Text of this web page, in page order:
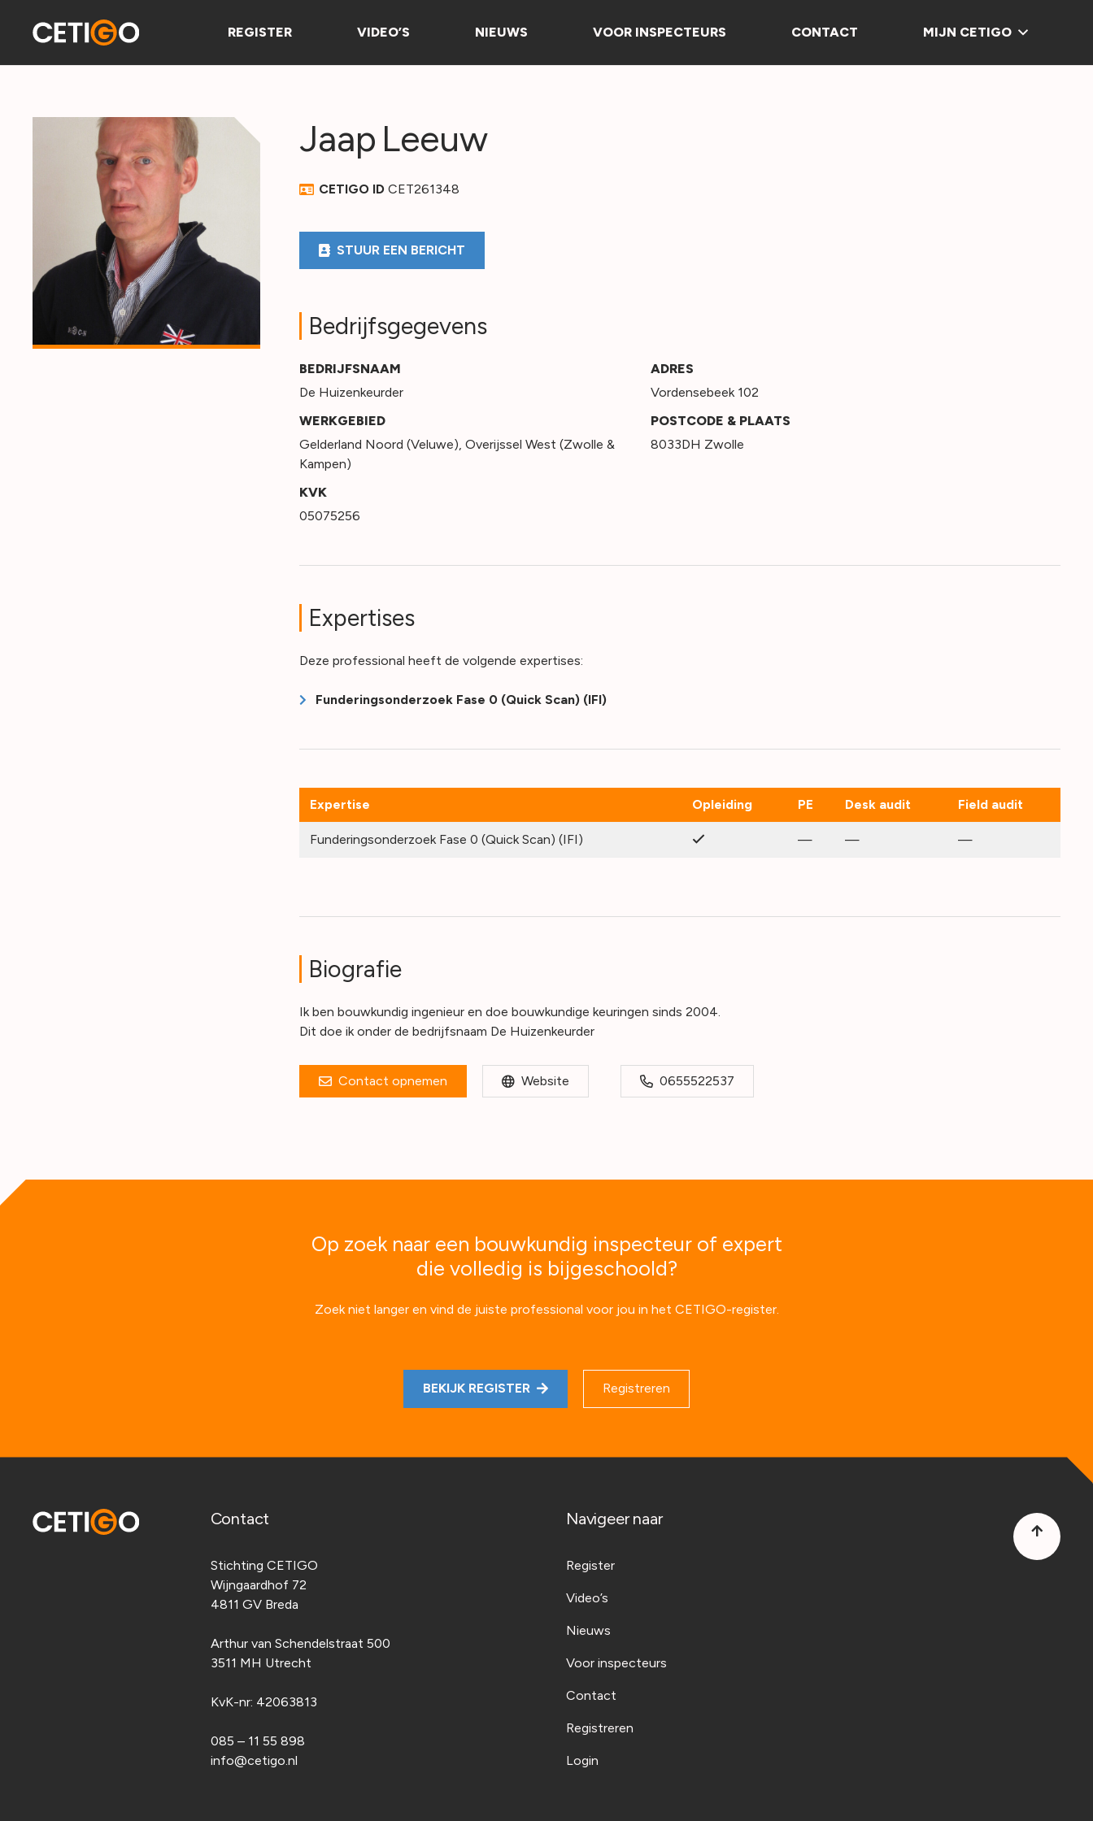
REGISTER VIDEO’S NIEUWS VOOR INSPECTEURS CONTACT MIJN CETIGO
Jaap Leeuw
CETIGO IDCET261348
STUUR EEN BERICHT
Bedrijfsgegevens
BEDRIJFSNAAM
De Huizenkeurder
WERKGEBIED
Gelderland Noord (Veluwe), Overijssel West (Zwolle &
Kampen)
KVK
05075256
ADRES
Vordensebeek 102
POSTCODE & PLAATS
8033DH Zwolle
Expertises
Deze professional heeft de volgende expertises:
Funderingsonderzoek Fase 0 (Quick Scan) (IFI)
Expertise Opleiding PE Desk audit Field audit
Funderingsonderzoek Fase 0 (Quick Scan) (IFI) — — —
Biografie
Ik ben bouwkundig ingenieur en doe bouwkundige keuringen sinds 2004.
Dit doe ik onder de bedrijfsnaam De Huizenkeurder
Contact opnemen Website 0655522537
Op zoek naar een bouwkundig inspecteur of expert
die volledig is bijgeschoold?
Zoek niet langer en vind de juiste professional voor jou in het CETIGO-register.
BEKIJK REGISTER Registreren
Contact
Stichting CETIGO
Wijngaardhof 72
4811 GV Breda
Arthur van Schendelstraat 500
3511 MH Utrecht
KvK-nr: 42063813
085 – 11 55 898
info@cetigo.nl
Navigeer naar
Register
Video’s
Nieuws
Voor inspecteurs
Contact
Registreren
Login